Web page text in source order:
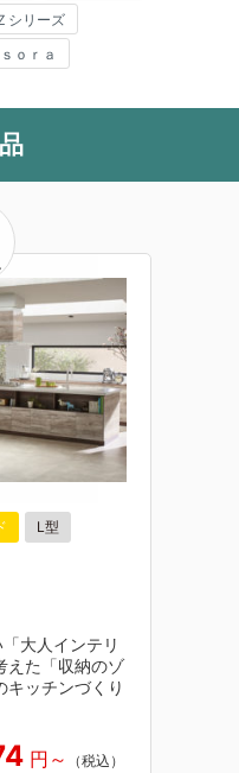
シリーズ
ｏｒａ
L型
大人インテリ
えた「収納のゾ
キッチンづくり